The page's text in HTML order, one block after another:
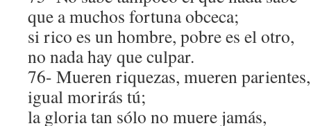
que a muchos fortuna obceca;
si rico es un hombre, pobre es el otro,
no nada hay que culpar.
76- Mueren riquezas, mueren parientes,
igual morirás tú;
la gloria tan sólo no muere jamás,